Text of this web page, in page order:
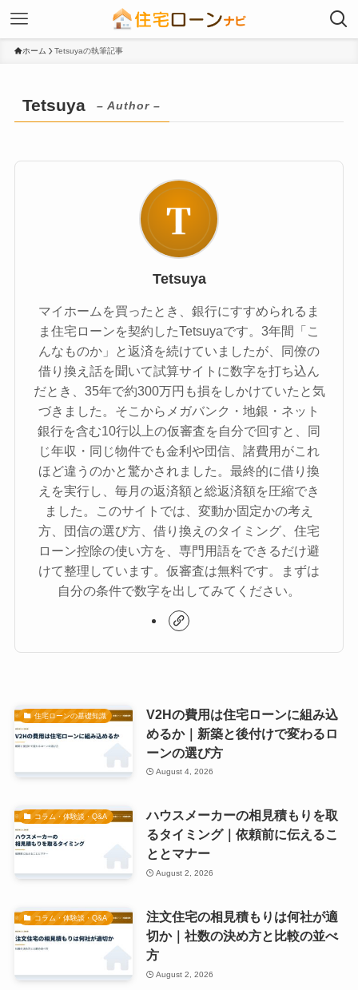
ホーム Tetsuyaの執筆記事
Tetsuya – Author –
Tetsuya
マイホームを買ったとき、銀行にすすめられるま
ま住宅ローンを契約したTetsuyaです。3年間「こ
んなものか」と返済を続けていましたが、同僚の
借り換え話を聞いて試算サイトに数字を打ち込ん
だとき、35年で約300万円も損をしかけていたと気
づきました。そこからメガバンク・地銀・ネット
銀行を含む10行以上の仮審査を自分で回すと、同
じ年収・同じ物件でも金利や団信、諸費用がこれ
ほど違うのかと驚かされました。最終的に借り換
えを実行し、毎月の返済額と総返済額を圧縮でき
ました。このサイトでは、変動か固定かの考え
方、団信の選び方、借り換えのタイミング、住宅
ローン控除の使い方を、専門用語をできるだけ避
けて整理しています。仮審査は無料です。まずは
自分の条件で数字を出してみてください。
住宅ローンの基礎知識
V2Hの費用は住宅ローンに組み込
めるか｜新築と後付けで変わるロ
ーンの選び方
August 4, 2026
コラム・体験談・Q&A
ハウスメーカーの相見積もりを取
るタイミング｜依頼前に伝えるこ
ととマナー
August 2, 2026
コラム・体験談・Q&A
注文住宅の相見積もりは何社が適
切か｜社数の決め方と比較の並べ
方
August 2, 2026